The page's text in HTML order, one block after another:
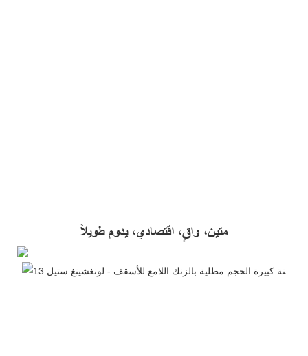
متين، واقٍ، اقتصادي، يدوم طويلاً